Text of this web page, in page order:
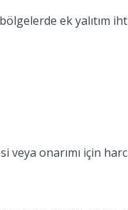
ek yalıtım
veya onarımı için